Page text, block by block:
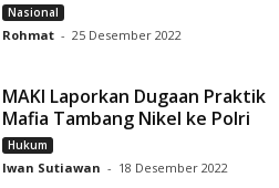
Nasional
Rohmat - 25 Desember 2022
MAKI Laporkan Dugaan Praktik
Mafia Tambang Nikel ke Polri
Hukum
Iwan Sutiawan - 18 Desember 2022